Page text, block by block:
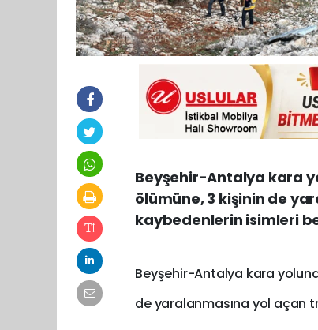
Beyşehir-Antalya kara
ölümüne, 3 kişinin de
kaybedenlerin isimleri
Beyşehir-Antalya kara
de yaralanmasına yol açan